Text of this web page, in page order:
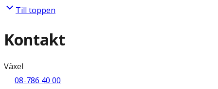
Till toppen
Kontakt
Växel
08-786 40 00